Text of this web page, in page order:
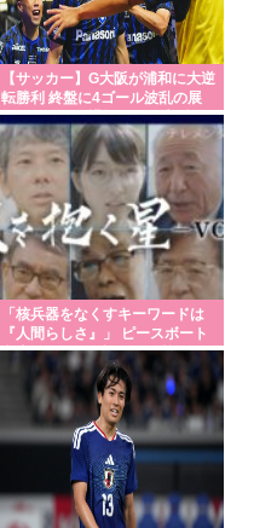
【サッカー】G大阪が浦和に大逆
転勝利 終盤に4ゴール波乱の展
開…サヴィオ退場など警告5枚で
大荒れの一戦に
「核兵器をなくすキーワードは
『人間らしさ』」 ピースボート
畠山澄子さんが語った、核のあ
る世界を変えるために